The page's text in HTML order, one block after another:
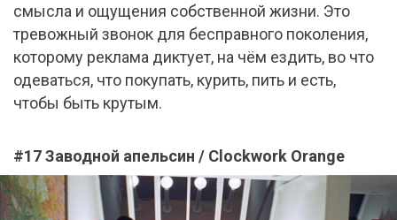
смысла и ощущения собственной жизни. Это
тревожный звонок для бесправного поколения,
которому реклама диктует, на чём ездить, во что
одеваться, что покупать, курить, пить и есть,
чтобы быть крутым.
#17 Заводной апельсин / Clockwork Orange